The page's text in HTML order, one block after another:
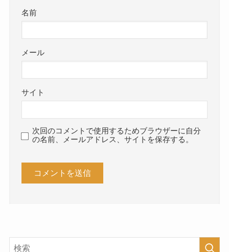
名前
メール
サイト
次回のコメントで使用するためブラウザーに自分
の名前、メールアドレス、サイトを保存する。